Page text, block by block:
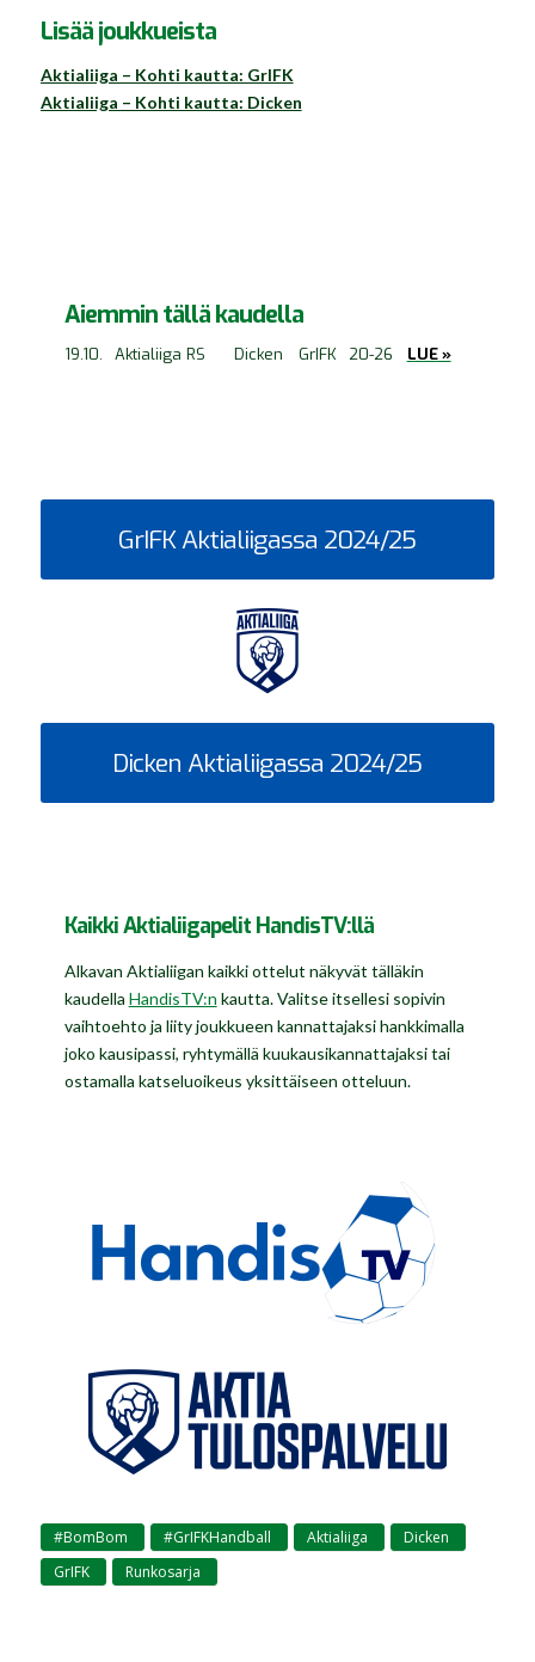
Lisää joukkueista
Aktialiiga – Kohti kautta: GrIFK
Aktialiiga – Kohti kautta: Dicken
Aiemmin tällä kaudella
19.10. Aktialiiga RS Dicken GrIFK 20-26 LUE »
GrIFK Aktialiigassa 2024/25
Dicken Aktialiigassa 2024/25
Kaikki Aktialiigapelit HandisTV:llä
Alkavan Aktialiigan kaikki ottelut näkyvät tälläkin
kaudella HandisTV:n kautta. Valitse itsellesi sopivin
vaihtoehto ja liity joukkueen kannattajaksi hankkimalla
joko kausipassi, ryhtymällä kuukausikannattajaksi tai
ostamalla katseluoikeus yksittäiseen otteluun.
#BomBom #GrIFKHandball Aktialiiga Dicken
GrIFK Runkosarja